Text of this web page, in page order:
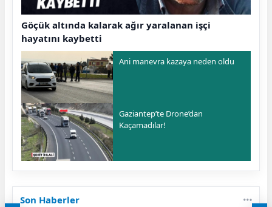
Göçük altında kalarak ağır yaralanan işçi
hayatını kaybetti
Ani manevra kazaya neden oldu
Gaziantep’te Drone’dan
Kaçamadılar!
Son Haberler